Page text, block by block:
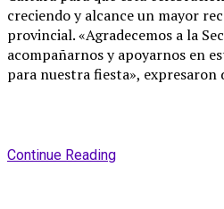
creciendo y alcance un mayor
provincial. «Agradecemos a la
acompañarnos y apoyarnos en
para nuestra fiesta», expresaron
Continue Reading